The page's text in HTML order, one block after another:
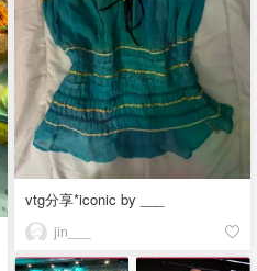
vtg分享*iconic by ___
jin___